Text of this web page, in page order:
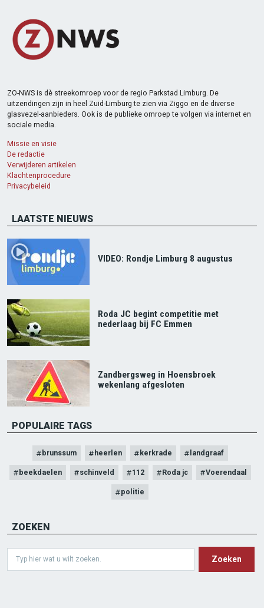
ZO-NWS is dè streekomroep voor de regio Parkstad Limburg. De
uitzendingen zijn in heel Zuid-Limburg te zien via Ziggo en de diverse
glasvezel-aanbieders. Ook is de publieke omroep te volgen via internet en
sociale media.
Missie en visie
De redactie
Verwijderen artikelen
Klachtenprocedure
Privacybeleid
LAATSTE NIEUWS
VIDEO: Rondje Limburg 8 augustus
Roda JC begint competitie met
nederlaag bij FC Emmen
Zandbergsweg in Hoensbroek
wekenlang afgesloten
POPULAIRE TAGS
brunssum heerlen kerkrade landgraaf
beekdaelen schinveld 112 Roda jc Voerendaal
politie
ZOEKEN